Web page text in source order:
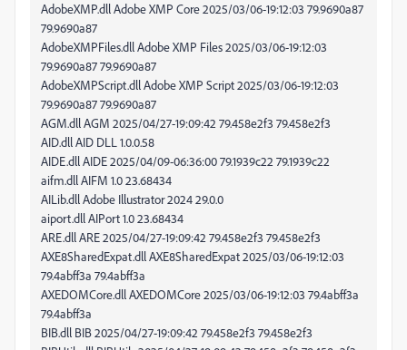
AdobeXMP.dll Adobe XMP Core 2025/03/06-19:12:03 79.9690a87
79.9690a87
AdobeXMPFiles.dll Adobe XMP Files 2025/03/06-19:12:03
79.9690a87 79.9690a87
AdobeXMPScript.dll Adobe XMP Script 2025/03/06-19:12:03
79.9690a87 79.9690a87
AGM.dll AGM 2025/04/27-19:09:42 79.458e2f3 79.458e2f3
AID.dll AID DLL 1.0.0.58
AIDE.dll AIDE 2025/04/09-06:36:00 79.1939c22 79.1939c22
aifm.dll AIFM 1.0 23.68434
AILib.dll Adobe Illustrator 2024 29.0.0
aiport.dll AIPort 1.0 23.68434
ARE.dll ARE 2025/04/27-19:09:42 79.458e2f3 79.458e2f3
AXE8SharedExpat.dll AXE8SharedExpat 2025/03/06-19:12:03
79.4abff3a 79.4abff3a
AXEDOMCore.dll AXEDOMCore 2025/03/06-19:12:03 79.4abff3a
79.4abff3a
BIB.dll BIB 2025/04/27-19:09:42 79.458e2f3 79.458e2f3